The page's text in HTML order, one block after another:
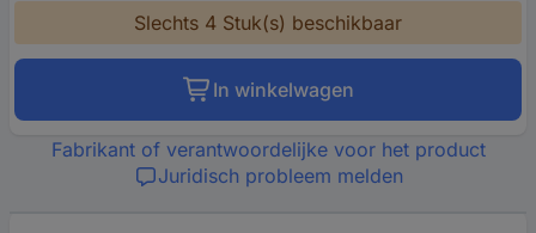
Slechts 4 Stuk(s) beschikbaar
In winkelwagen
Fabrikant of verantwoordelijke voor het product
Juridisch probleem melden